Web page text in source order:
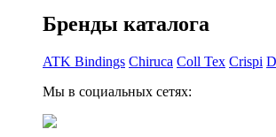
Бренды каталога
ATK Bindings Chiruca Coll Tex Crispi
Мы в социальных сетях: